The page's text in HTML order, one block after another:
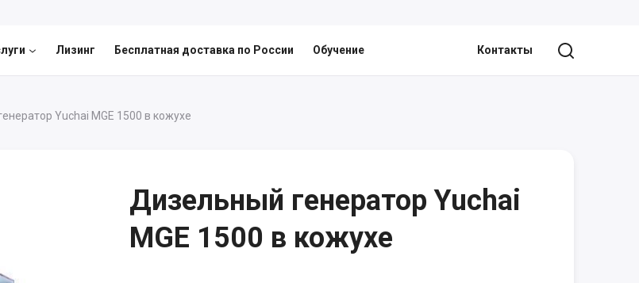
Лизинг Бесплатная доставка по России Обучение Контакты
Yuchai MGE 1500 в кожухе
Дизельный генератор Yuchai
MGE 1500 в кожухе